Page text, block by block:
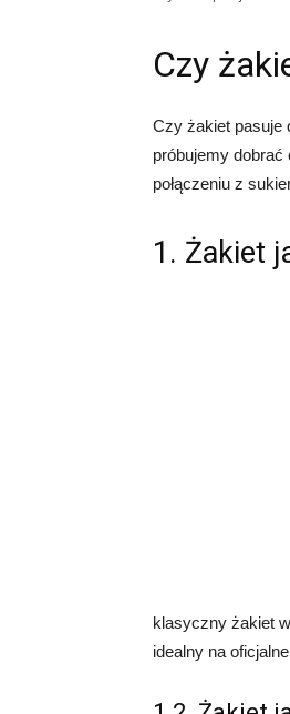
Czy
Czy żakiet pasuje
próbujemy
połączeniu z
1. Żakiet
klasyczny żakiet
idealny na